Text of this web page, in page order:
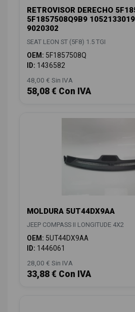
RETROVISOR DERECHO
5F1857508Q9B9
9020302
SEAT LEON ST (5F8) 1.5 TGI
OEM: 5F1857508Q
ID: 1436582
48,00 € Sin IVA
58,08 € Con IVA
MOLDURA 5UT44DX9AA
JEEP COMPASS II LONGITUDE 4X2
OEM: 5UT44DX9AA
ID: 1446061
28,00 € Sin IVA
33,88 € Con IVA